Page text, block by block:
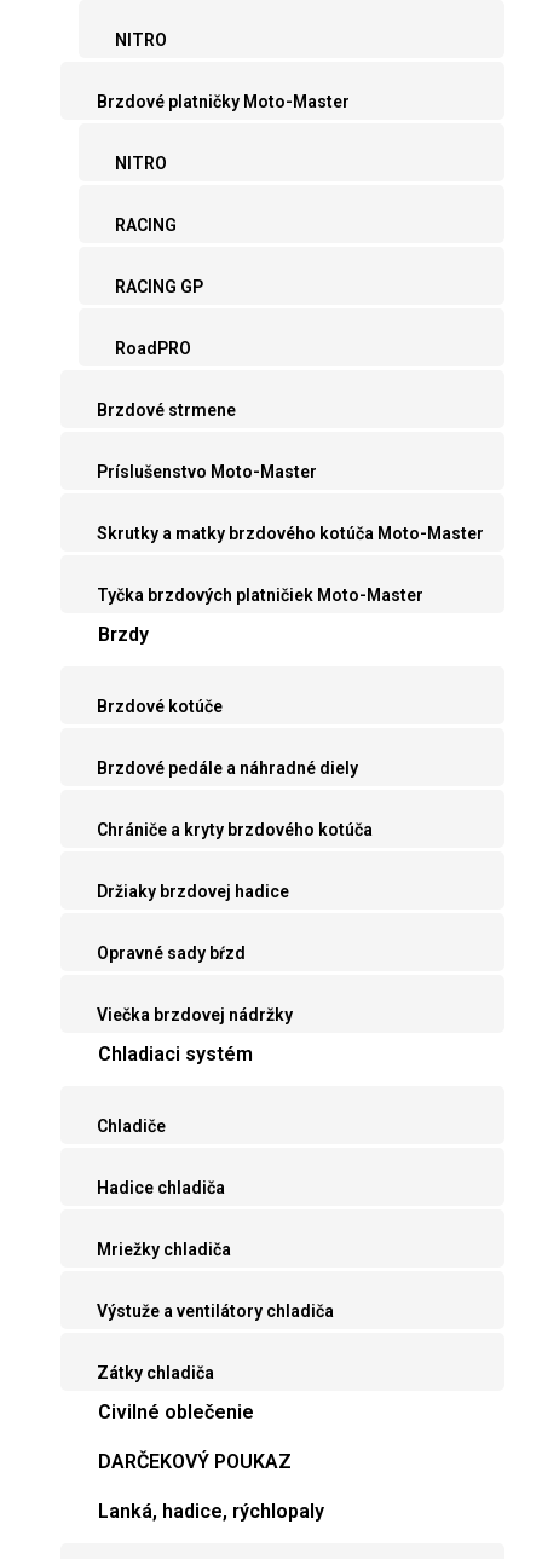
NITRO
Brzdové platničky Moto-Master
NITRO
RACING
RACING GP
RoadPRO
Brzdové strmene
Príslušenstvo Moto-Master
Skrutky a matky brzdového kotúča Moto-Master
Tyčka brzdových platničiek Moto-Master
Brzdy
Brzdové kotúče
Brzdové pedále a náhradné diely
Chrániče a kryty brzdového kotúča
Držiaky brzdovej hadice
Opravné sady bŕzd
Viečka brzdovej nádržky
Chladiaci systém
Chladiče
Hadice chladiča
Mriežky chladiča
Výstuže a ventilátory chladiča
Zátky chladiča
Civilné oblečenie
DARČEKOVÝ POUKAZ
Lanká, hadice, rýchlopaly